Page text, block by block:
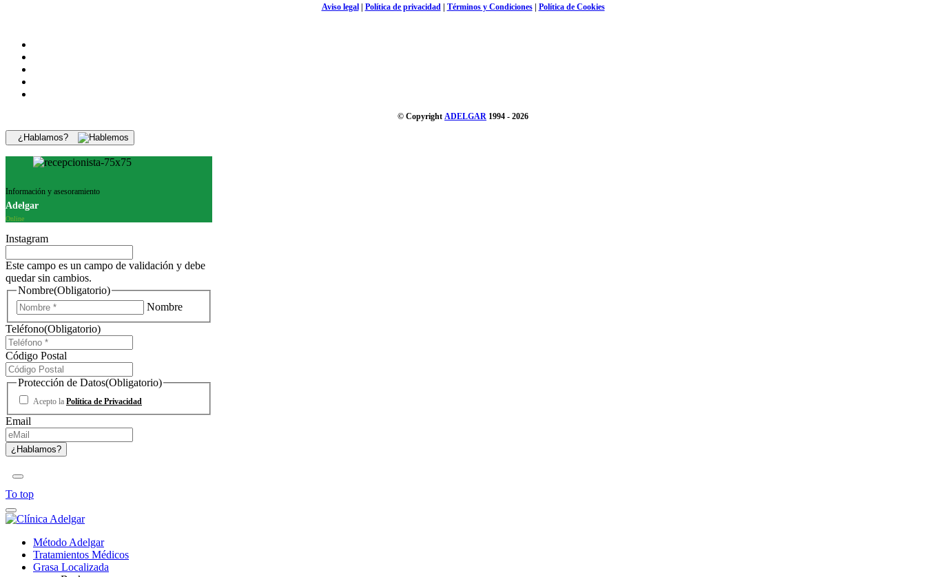
Aviso legal| Política de privacidad | Términos y Condiciones| Política de Cookies
© Copyright ADELGAR 1994 - 2026
¿Hablamos?
Información y asesoramiento
Adelgar
Online
Instagram
Este campo es un campo de validación y debe
quedar sin cambios.
Nombre(Obligatorio)
Nombre
Teléfono(Obligatorio)
Código Postal
Protección de Datos(Obligatorio)
Acepto la Política de Privacidad
Email
To top
Método Adelgar
Tratamientos Médicos
Grasa Localizada